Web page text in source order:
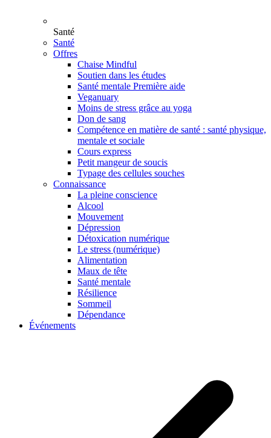
Santé
Santé
Offres
Chaise Mindful
Soutien dans les études
Santé mentale Première aide
Veganuary
Moins de stress grâce au yoga
Don de sang
Compétence en matière de santé : santé physique,
mentale et sociale
Cours express
Petit mangeur de soucis
Typage des cellules souches
Connaissance
La pleine conscience
Alcool
Mouvement
Dépression
Détoxication numérique
Le stress (numérique)
Alimentation
Maux de tête
Santé mentale
Résilience
Sommeil
Dépendance
Événements